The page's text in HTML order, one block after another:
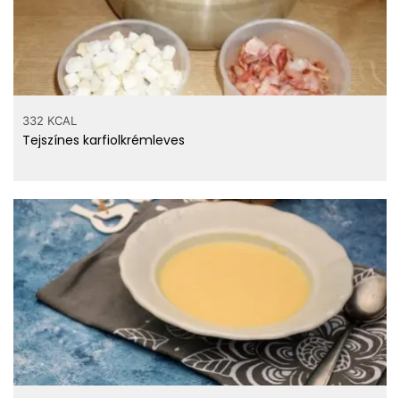
332 KCAL
Tejszínes karfiolkrémleves